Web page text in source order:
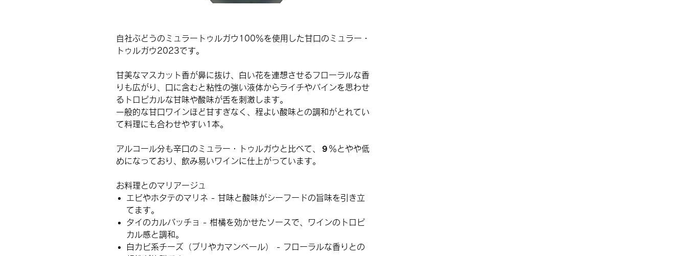
自社ぶどうのミュラートゥルガウ100％を使用した甘口のミュラー・
トゥルガウ2023です。
甘美なマスカット香が鼻に抜け、白い花を連想させるフローラルな香
りも広がり、口に含むと粘性の強い液体からライチやパインを思わせ
るトロピカルな甘味や酸味が舌を刺激します。
一般的な甘口ワインほど甘すぎなく、程よい酸味との調和がとれてい
て料理にも合わせやすい1本。
アルコール分も辛口のミュラー・トゥルガウと比べて、９％とやや低
めになっており、飲み易いワインに仕上がっています。
お料理とのマリアージュ
エビやホタテのマリネ - 甘味と酸味がシーフードの旨味を引き立
てます。
タイのカルパッチョ
- 柑橘を効かせたソースで、ワインのトロピ
カル感と調和。
白カビ系チーズ
（ブリやカマンベール） - フローラルな香りとの